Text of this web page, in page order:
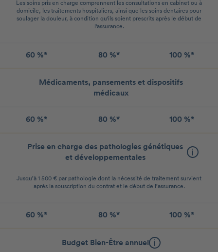
Les soins pris en charge comprennent les consultations en cabinet ou à
domicile, les traitements hospitaliers, ainsi que les soins dentaires pour
soulager la douleur, à condition qu'ils soient prescrits après le début de
l'assurance.
60 %* 80 %* 100 %*
Médicaments, pansements et dispositifs
médicaux
60 %* 80 %* 100 %*
Prise en charge des pathologies génétiques
et développementales
Jusqu’à 1 500 € par pathologie dont la nécessité de traitement survient
après la souscription du contrat et le début de l’assurance.
60 %* 80 %* 100 %*
Budget Bien-Être annuel